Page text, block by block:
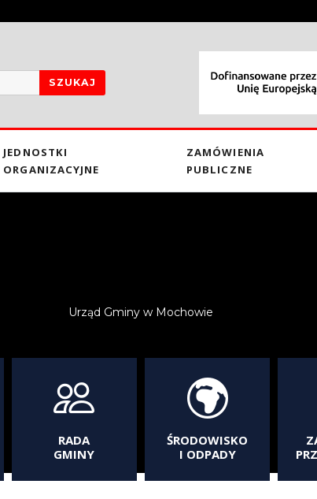
Urząd Gminy w Mochowie
SZUKAJ
JEDNOSTKI
ORGANIZACYJNE
ZAMÓWIENIA
PUBLICZNE
RADA
GMINY
ŚRODOWISKO
I ODPADY